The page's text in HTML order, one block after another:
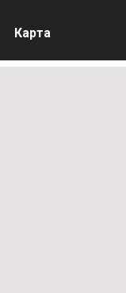
Карта